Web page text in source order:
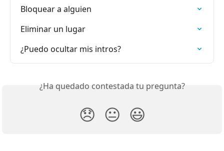
Bloquear a alguien
Eliminar un lugar
¿Puedo ocultar mis intros?
¿Ha quedado contestada tu pregunta?
😞 😐 😃